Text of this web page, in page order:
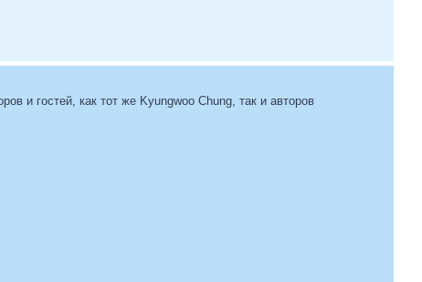
и гостей, как тот же Kyungwoo Chung, так и авторов